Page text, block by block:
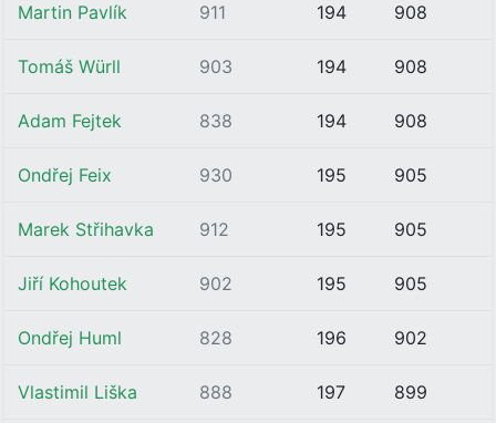
Martin Pavlík 911 194 908
Tomáš Würll 903 194 908
Adam Fejtek 838 194 908
Ondřej Feix 930 195 905
Marek Střihavka 912 195 905
Jiří Kohoutek 902 195 905
Ondřej Huml 828 196 902
Vlastimil Liška 888 197 899